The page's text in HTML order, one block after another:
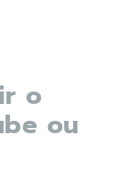
o
ou